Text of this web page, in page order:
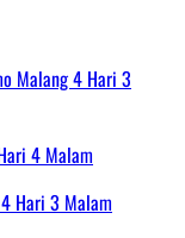
Malang 4 Hari 3
4 Malam